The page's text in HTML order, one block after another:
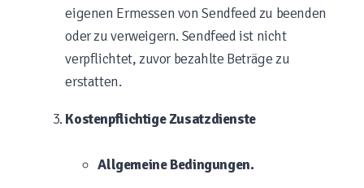
eigenen Ermessen von Sendfeed zu beenden
oder zu verweigern. Sendfeed ist nicht
verpflichtet, zuvor bezahlte Beträge zu
erstatten.
Kostenpflichtige Zusatzdienste
Allgemeine Bedingungen.